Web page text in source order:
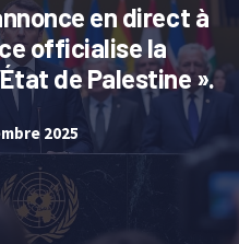
en direct à
officialise la
de Palestine ».
2025